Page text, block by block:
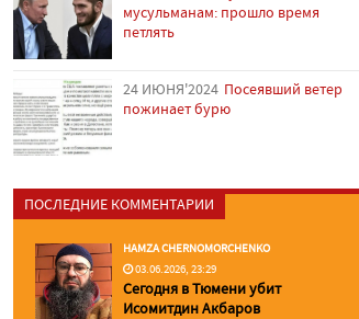
мусульманам: прошло время
петлять
24 ИЮНЯ'2024 Посеявший ветер
пожинает бурю
ПОСЛЕДНИЕ КОММЕНТАРИИ
HAMZA CHERNOMORCHENKO
03.06.2026, 23:29
Сегодня в Тюмени убит
Исомитдин Акбаров